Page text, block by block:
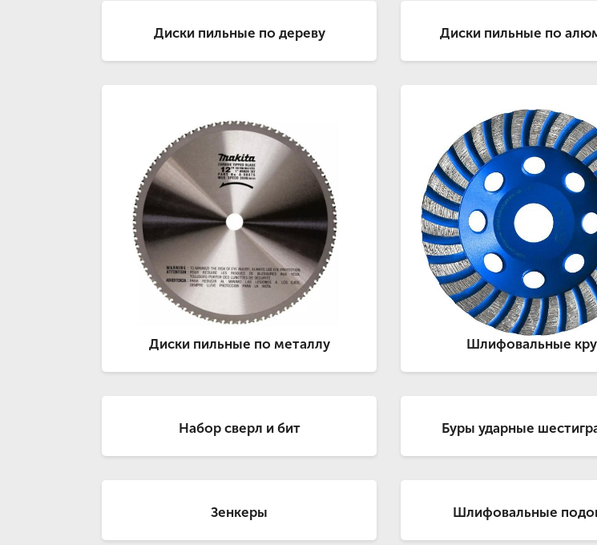
Диски пильные по дереву Диски пильные по
Диски пильные по металлу Шлифовальные
Набор сверл и бит Буры ударные
Зенкеры Шлифовальные